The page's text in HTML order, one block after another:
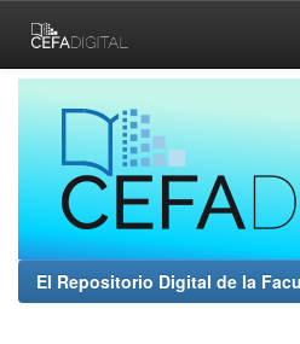
navigation
El Repositorio Digital de la